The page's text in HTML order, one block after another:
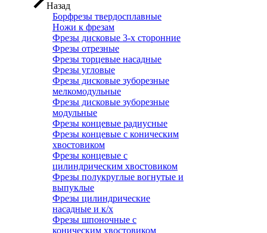
Назад
Борфрезы твердосплавные
Ножи к фрезам
Фрезы дисковые 3-х сторонние
Фрезы отрезные
Фрезы торцевые насадные
Фрезы угловые
Фрезы дисковые зуборезные
мелкомодульные
Фрезы дисковые зуборезные
модульные
Фрезы концевые радиусные
Фрезы концевые с коническим
хвостовиком
Фрезы концевые с
цилиндрическим хвостовиком
Фрезы полукруглые вогнутые и
выпуклые
Фрезы цилиндрические
насадные и к/х
Фрезы шпоночные с
коническим хвостовиком